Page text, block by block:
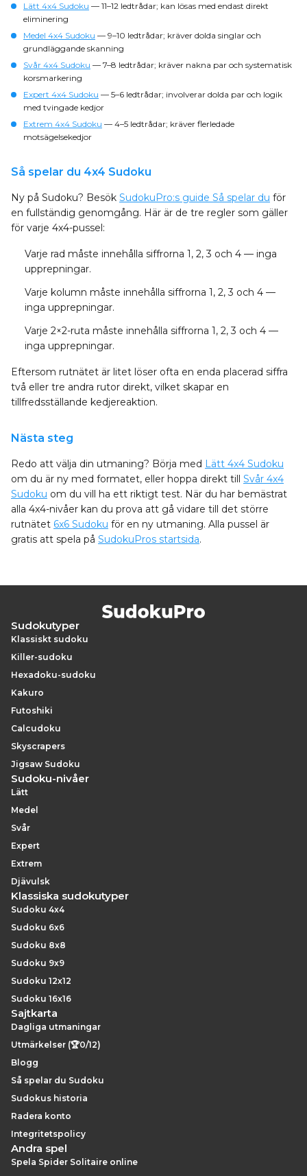
Lätt 4x4 Sudoku — 11–12 ledtrådar; kan lösas med endast direkt
eliminering
Medel 4x4 Sudoku — 9–10 ledtrådar; kräver dolda singlar och
grundläggande skanning
Svår 4x4 Sudoku — 7–8 ledtrådar; kräver nakna par och systematisk
korsmarkering
Expert 4x4 Sudoku — 5–6 ledtrådar; involverar dolda par och logik
med tvingade kedjor
Extrem 4x4 Sudoku — 4–5 ledtrådar; kräver flerledade
motsägelsekedjor
Så spelar du 4x4 Sudoku
Ny på Sudoku? Besök SudokuPro:s guide Så spelar du för
en fullständig genomgång. Här är de tre regler som gäller
för varje 4x4-pussel:
Varje rad måste innehålla siffrorna 1, 2, 3 och 4 — inga
upprepningar.
Varje kolumn måste innehålla siffrorna 1, 2, 3 och 4 —
inga upprepningar.
Varje 2×2-ruta måste innehålla siffrorna 1, 2, 3 och 4 —
inga upprepningar.
Eftersom rutnätet är litet löser ofta en enda placerad siffra
två eller tre andra rutor direkt, vilket skapar en
tillfredsställande kedjereaktion.
Nästa steg
Redo att välja din utmaning? Börja med Lätt 4x4 Sudoku
om du är ny med formatet, eller hoppa direkt till Svår 4x4
Sudoku om du vill ha ett riktigt test. När du har bemästrat
alla 4x4-nivåer kan du prova att gå vidare till det större
rutnätet 6x6 Sudoku för en ny utmaning. Alla pussel är
gratis att spela på SudokuPros startsida.
Sudokutyper
Klassiskt sudoku
Killer-sudoku
Hexadoku-sudoku
Kakuro
Futoshiki
Calcudoku
Skyscrapers
Jigsaw Sudoku
Sudoku-nivåer
Lätt
Medel
Svår
Expert
Extrem
Djävulsk
Klassiska sudokutyper
Sudoku 4x4
Sudoku 6x6
Sudoku 8x8
Sudoku 9x9
Sudoku 12x12
Sudoku 16x16
Sajtkarta
Dagliga utmaningar
Utmärkelser (🏆0/12)
Blogg
Så spelar du Sudoku
Sudokus historia
Radera konto
Integritetspolicy
Andra spel
Spela Spider Solitaire online